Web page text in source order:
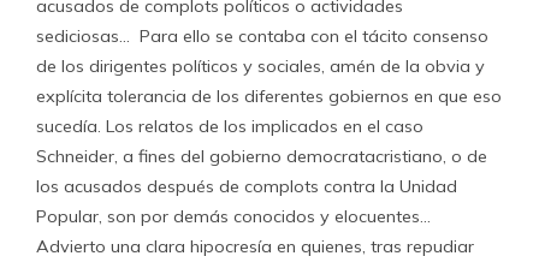
acusados de complots políticos o actividades
sediciosas… Para ello se contaba con el tácito consenso
de los dirigentes políticos y sociales, amén de la obvia y
explícita tolerancia de los diferentes gobiernos en que eso
sucedía. Los relatos de los implicados en el caso
Schneider, a fines del gobierno democratacristiano, o de
los acusados después de complots contra la Unidad
Popular, son por demás conocidos y elocuentes…
Advierto una clara hipocresía en quienes, tras repudiar